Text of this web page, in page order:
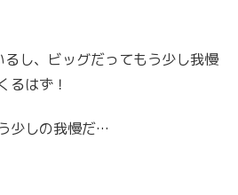
し、ビッグだってもう少し我慢
るはず！
少しの我慢だ…